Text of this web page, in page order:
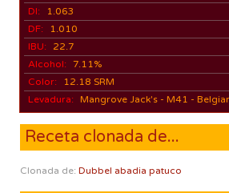
DI:
1.063
DF:
1.010
IBU:
22.7
Alcohol: 7.11%
Color:
12.18 SRM
Levadura: Mangrove Jack's - M41 -
Receta clonada de...
Clonada de: Dubbel abadia patuco